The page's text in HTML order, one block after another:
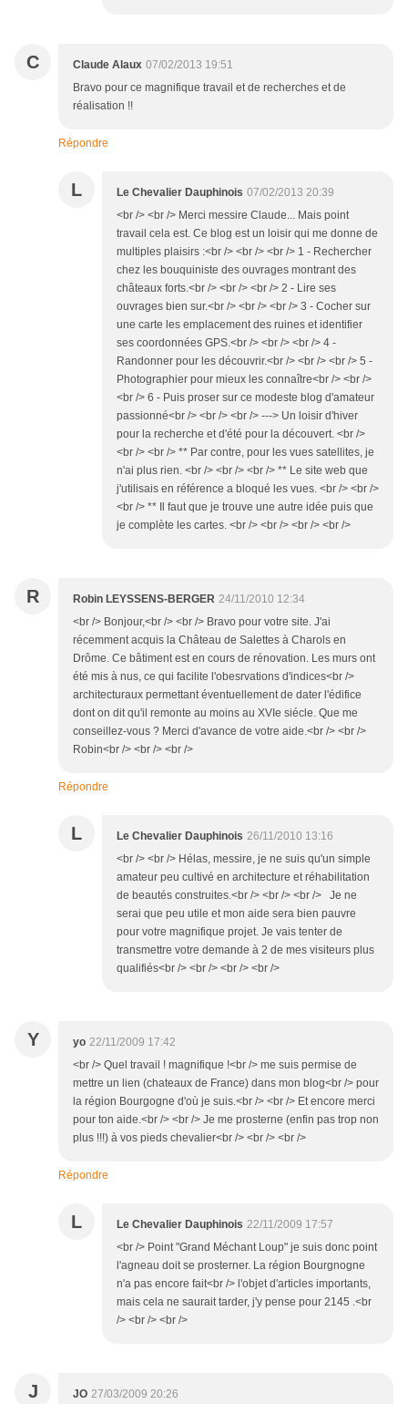
C Claude Alaux 07/02/2013 19:51
Bravo pour ce magnifique travail et de recherches et de
réalisation !!
Répondre
L Le Chevalier Dauphinois 07/02/2013 20:39
<br /> <br /> Merci messire Claude... Mais point
travail cela est. Ce blog est un loisir qui me donne de
multiples plaisirs :<br /> <br /> <br /> 1 - Rechercher
chez les bouquiniste des ouvrages montrant des
châteaux forts.<br /> <br /> <br /> 2 - Lire ses
ouvrages bien sur.<br /> <br /> <br /> 3 - Cocher sur
une carte les emplacement des ruines et identifier
ses coordonnées GPS.<br /> <br /> <br /> 4 -
Randonner pour les découvrir.<br /> <br /> <br /> 5 -
Photographier pour mieux les connaître<br /> <br />
<br /> 6 - Puis proser sur ce modeste blog d'amateur
passionné<br /> <br /> <br /> ---> Un loisir d'hiver
pour la recherche et d'été pour la découvert. <br />
<br /> <br /> ** Par contre, pour les vues satellites, je
n'ai plus rien. <br /> <br /> <br /> ** Le site web que
j'utilisais en référence a bloqué les vues. <br /> <br />
<br /> ** Il faut que je trouve une autre idée puis que
je complète les cartes. <br /> <br /> <br /> <br />
R Robin LEYSSENS-BERGER 24/11/2010 12:34
<br /> Bonjour,<br /> <br /> Bravo pour votre site. J'ai
récemment acquis la Château de Salettes à Charols en
Drôme. Ce bâtiment est en cours de rénovation. Les murs ont
été mis à nus, ce qui facilite l'obesrvations d'indices<br />
architecturaux permettant éventuellement de dater l'édifice
dont on dit qu'il remonte au moins au XVIe siécle. Que me
conseillez-vous ? Merci d'avance de votre aide.<br /> <br />
Robin<br /> <br /> <br />
Répondre
L Le Chevalier Dauphinois 26/11/2010 13:16
<br /> <br /> Hélas, messire, je ne suis qu'un simple
amateur peu cultivé en architecture et réhabilitation
de beautés construites.<br /> <br /> <br /> Je ne
serai que peu utile et mon aide sera bien pauvre
pour votre magnifique projet. Je vais tenter de
transmettre votre demande à 2 de mes visiteurs plus
qualifiés<br /> <br /> <br /> <br />
Y yo 22/11/2009 17:42
<br /> Quel travail ! magnifique !<br /> me suis permise de
mettre un lien (chateaux de France) dans mon blog<br /> pour
la région Bourgogne d'où je suis.<br /> <br /> Et encore merci
pour ton aide.<br /> <br /> Je me prosterne (enfin pas trop non
plus !!!) à vos pieds chevalier<br /> <br /> <br />
Répondre
L Le Chevalier Dauphinois 22/11/2009 17:57
<br /> Point "Grand Méchant Loup" je suis donc point
l'agneau doit se prosterner. La région Bourgnogne
n'a pas encore fait<br /> l'objet d'articles importants,
mais cela ne saurait tarder, j'y pense pour 2145 .<br
/> <br /> <br />
J JO 27/03/2009 20:26